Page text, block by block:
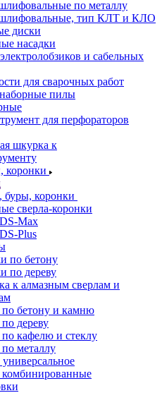
по металлу
тип КЛТ и КЛО
диски
насадки
и сабельных
для сварочных работ
пилы
для перфораторов
шкурка к
коронки
буры, коронки
сверла-коронки
Max
Plus
по бетону
по дереву
к алмазным сверлам и
по бетону и камню
дереву
кафелю и стеклу
металлу
комбинированные